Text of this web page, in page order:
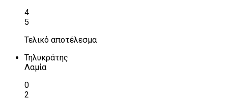
4
5
Τελικό αποτέλεσμα
Τηλυκράτης
Λαμία
0
2